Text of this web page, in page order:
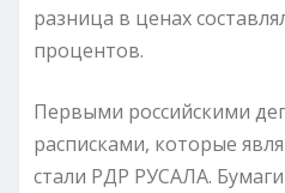
разница в ценах
процентов.
Первыми российскими
расписками, которые
стали РДР РУСАЛА.